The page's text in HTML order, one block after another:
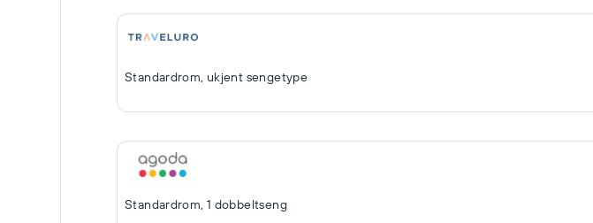
Standardrom, ukjent sengetype
Standardrom, 1 dobbeltseng